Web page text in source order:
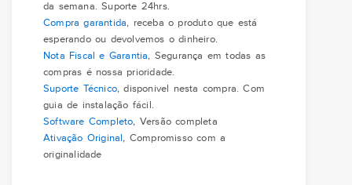
da semana. Suporte 24hrs.
Compra garantida, receba o produto que está
esperando ou devolvemos o dinheiro.
Nota Fiscal e Garantia, Segurança em todas as
compras é nossa prioridade.
Suporte Técnico, disponivel nesta compra. Com
guia de instalação fácil.
Software Completo, Versão completa
Ativação Original , Compromisso com a
originalidade